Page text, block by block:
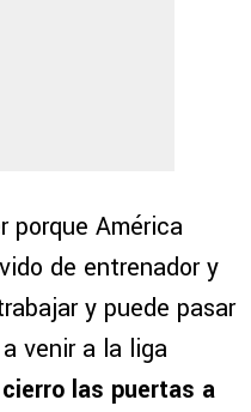
porque América
de entrenador y
y puede pasar
venir a la liga
las puertas a